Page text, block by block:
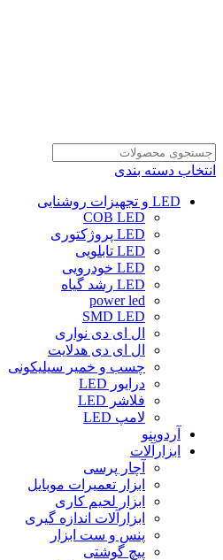
انتخاب دسته بندی
LED و تجهیزات روشنایی
COB LED
LED پروژکتوری
LED تابلویی
LED خودرویی
LED رشد گیاه
power led
SMD LED
ال ای دی نواری
ال ای دی هدلایت
چسب و خمیر سیلیکونی
درایور LED
فلاشر LED
لامپ LED
آردوینو
ابزارآلات
آچار پرسی
ابزار تعمیرات موبایل
ابزار لحیم کاری
ابزارآلات اندازه گیری
پنس و ست ابزار
پیچ گوشتی